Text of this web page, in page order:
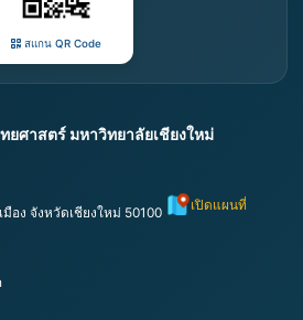
สแกน QR Code
ศาสตร์ มหาวิทยาลัยเชียงใหม่
อง จังหวัดเชียงใหม่ 50100 เปิดแผนที่